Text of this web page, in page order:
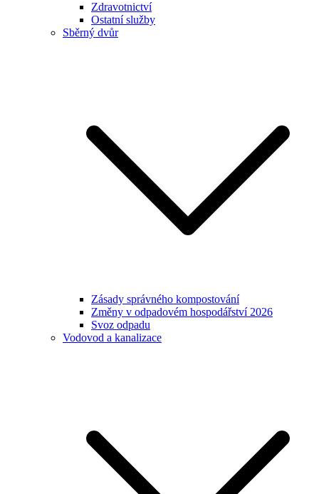
Zdravotnictví
Ostatní služby
Sběrný dvůr
Zásady správného kompostování
Změny v odpadovém hospodářství 2026
Svoz odpadu
Vodovod a kanalizace